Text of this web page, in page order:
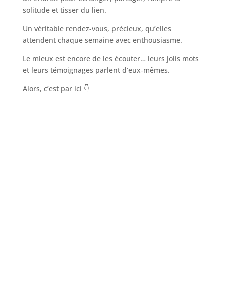
solitude et tisser du lien.
Un véritable rendez-vous, précieux, qu’elles
attendent chaque semaine avec enthousiasme.
Le mieux est encore de les écouter… leurs jolis mots
et leurs témoignages parlent d’eux‑mêmes.
Alors, c’est par ici 👇